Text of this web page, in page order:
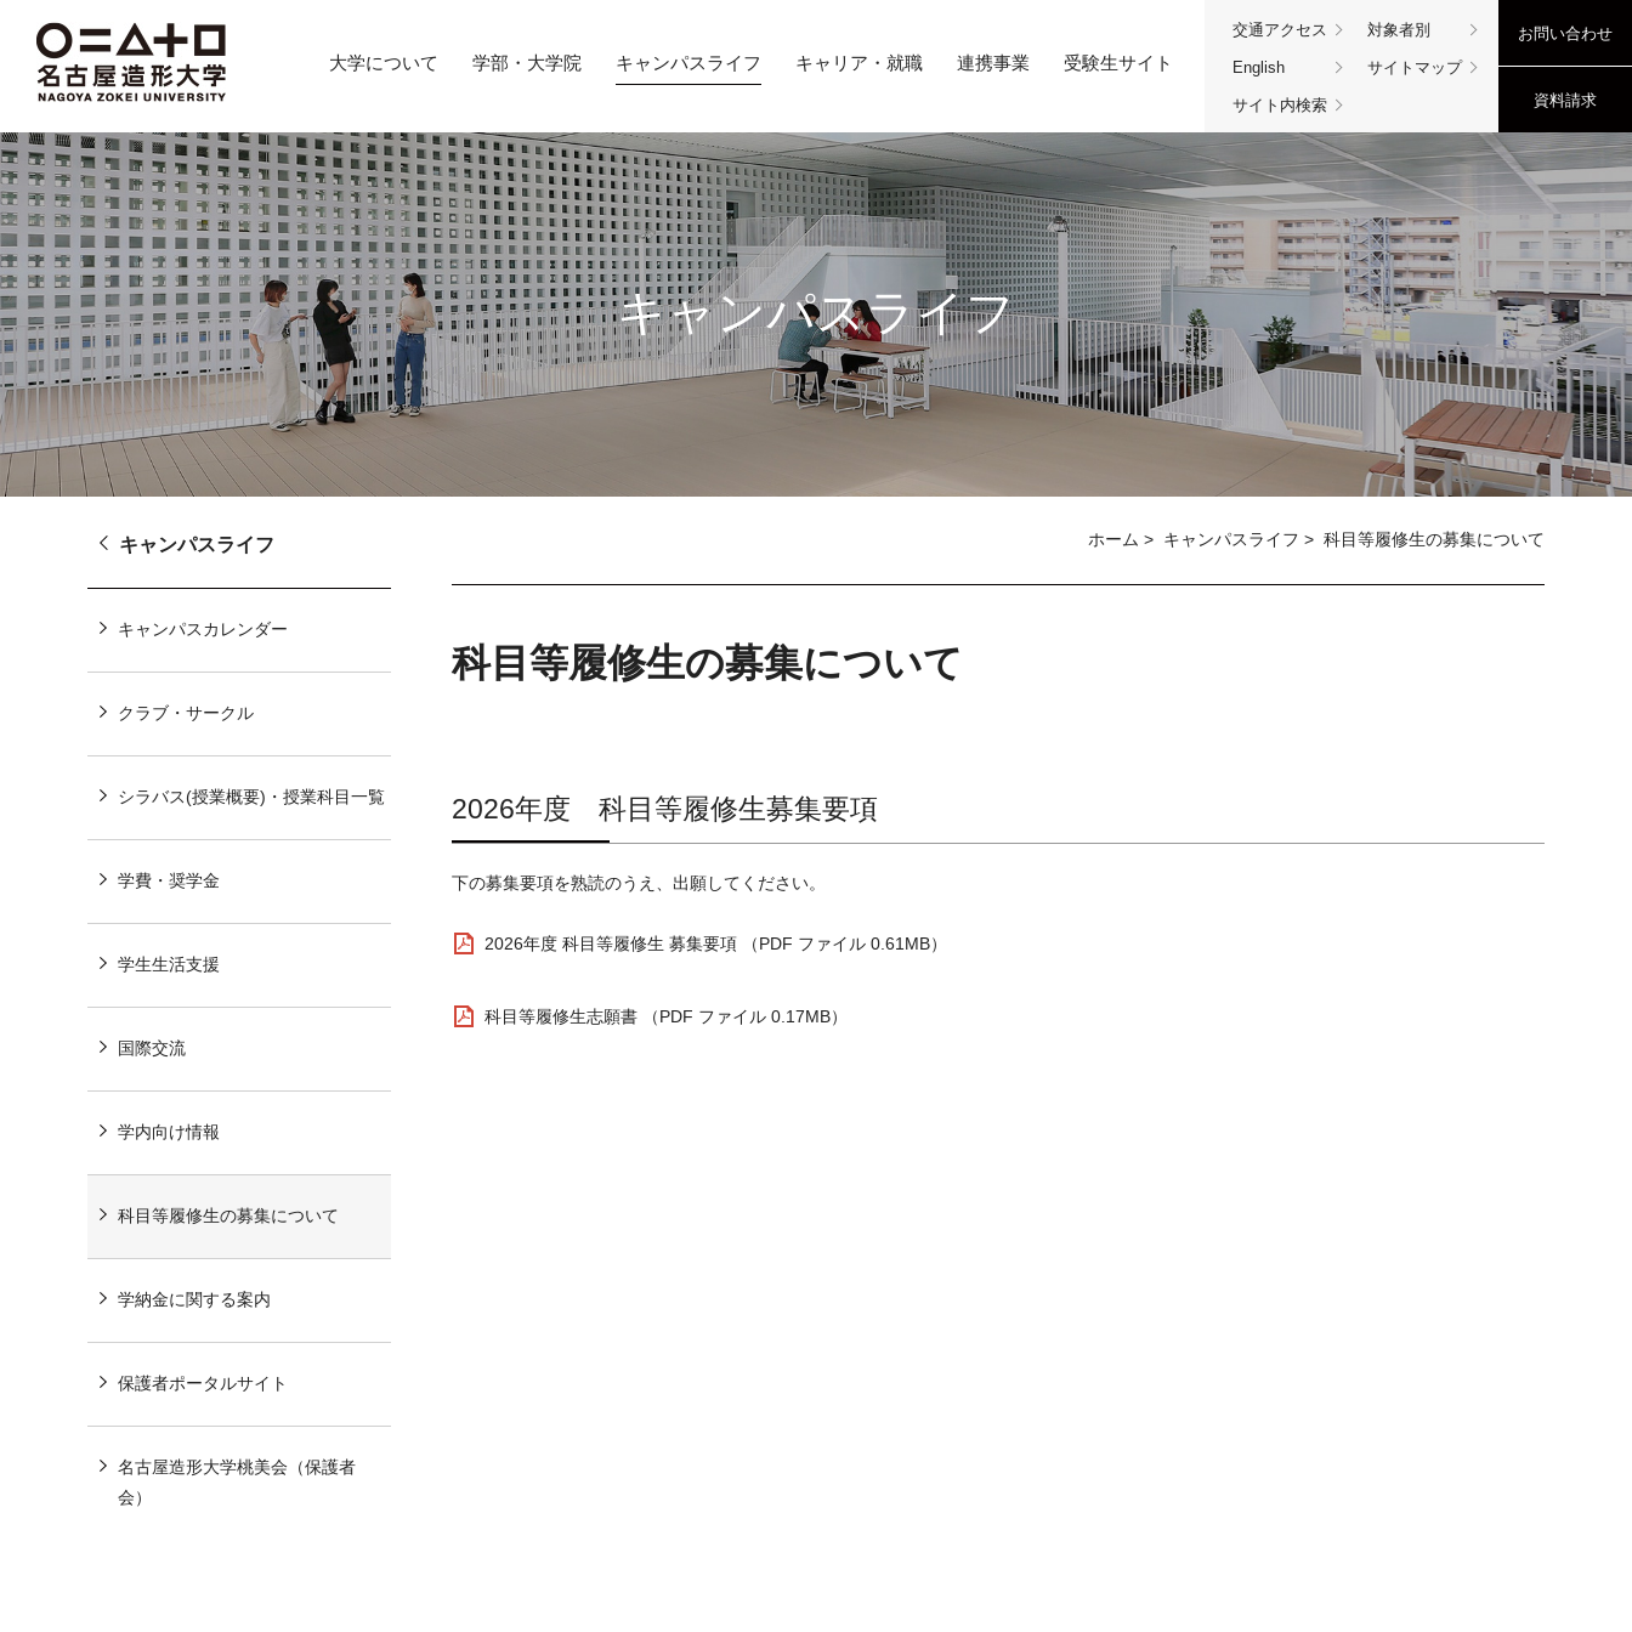
ル
ナ
ビ
ゲ
ー
シ
ョ
ン
へ
ナ
ビ
ゲ
ー
シ
ョ
ン
へ
へ
交通アクセス 対象者別
English サイトマップ
サイト内検索
お問い合わせ
資料請求
大学について 学部・大学院 キャンパスライフ キャリア・就職 連携事業 受験生サイト
キャンパスライフ
ホーム > キャンパスライフ > 科目等履修生の募集について
科目等履修生の募集について
2026年度 科目等履修生募集要項
下の募集要項を熟読のうえ、出願してください。
2026年度 科目等履修生 募集要項 （PDF ファイル 0.61MB）
科目等履修生志願書 （PDF ファイル 0.17MB）
キャンパスライフ
キャンパスカレンダー
クラブ・サークル
シラバス(授業概要)・授業科目一覧
学費・奨学金
学生生活支援
国際交流
学内向け情報
科目等履修生の募集について
学納金に関する案内
保護者ポータルサイト
名古屋造形大学桃美会（保護者
会）